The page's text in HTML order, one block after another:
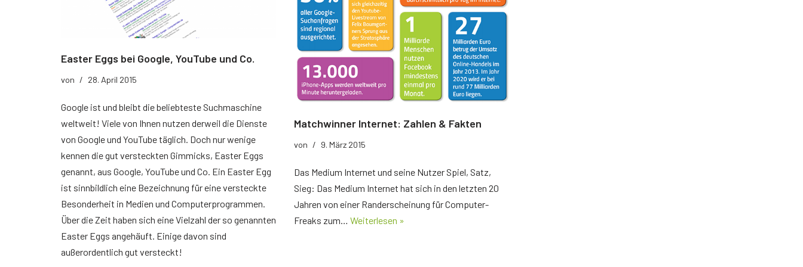
Easter Eggs bei Google, YouTube und Co.
von 28. April 2015
Google ist und bleibt die beliebteste Suchmaschine
weltweit! Viele von Ihnen nutzen derweil die Dienste
von Google und YouTube täglich. Doch nur wenige
kennen die gut versteckten Gimmicks, Easter Eggs
genannt, aus Google, YouTube und Co. Ein Easter Egg
ist sinnbildlich eine Bezeichnung für eine versteckte
Besonderheit in Medien und Computerprogrammen.
Über die Zeit haben sich eine Vielzahl der so genannten
Easter Eggs angehäuft. Einige davon sind
außerordentlich gut versteckt!
Matchwinner Internet: Zahlen & Fakten
von 9. März 2015
Das Medium Internet und seine Nutzer Spiel, Satz,
Sieg: Das Medium Internet hat sich in den letzten 20
Jahren von einer Randerscheinung für Computer-
Freaks zum… Weiterlesen »